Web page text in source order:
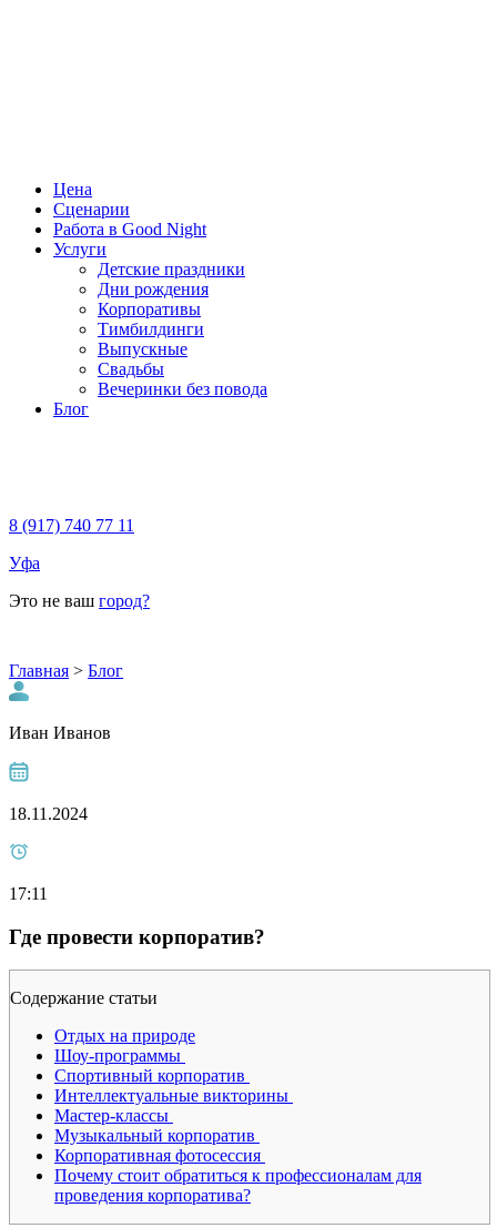
Цена
Сценарии
Работа в Good Night
Услуги
Детские праздники
Дни рождения
Корпоративы
Тимбилдинги
Выпускные
Свадьбы
Вечеринки без повода
Блог
8 (917) 740 77 11
Уфа
Это не ваш город?
Главная > Блог
Иван Иванов
18.11.2024
17:11
Где провести корпоратив?
Содержание статьи
Отдых на природе
Шоу-программы
Спортивный корпоратив
Интеллектуальные викторины
Мастер-классы
Музыкальный корпоратив
Корпоративная фотосессия
Почему стоит обратиться к профессионалам для
проведения корпоратива?